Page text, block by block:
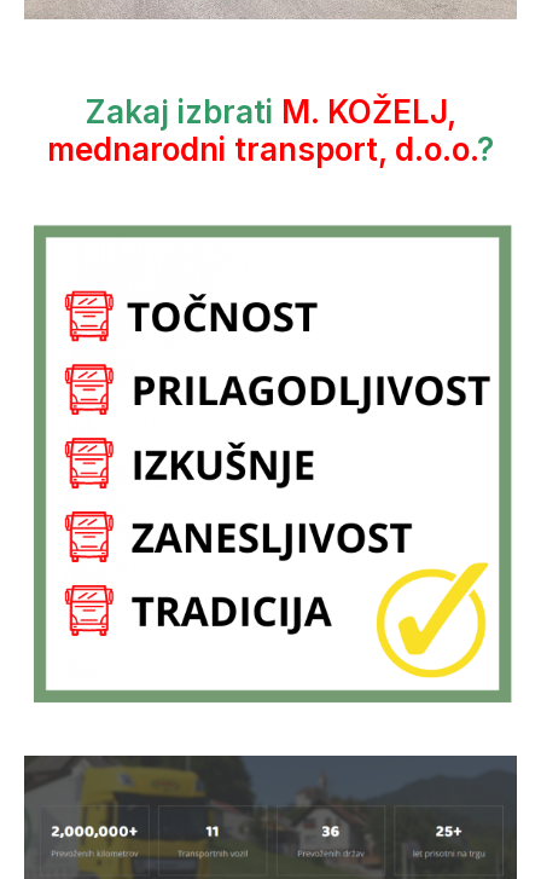
Zakaj izbrati M. KOŽELJ,
mednarodni transport, d.o.o.?